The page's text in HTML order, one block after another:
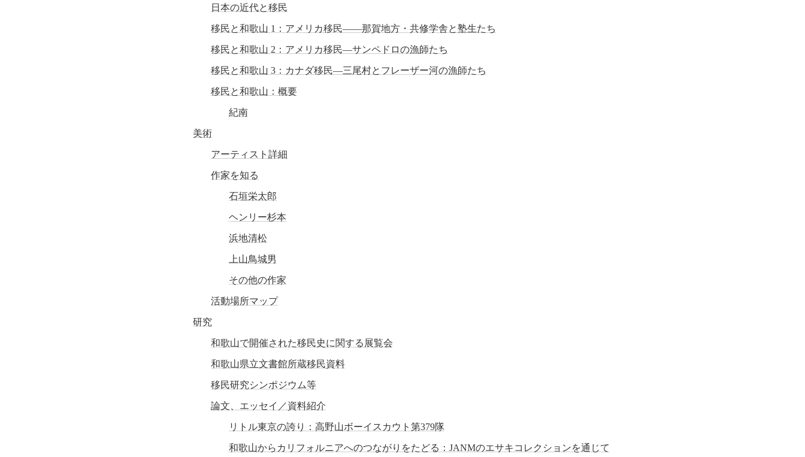
日本の近代と移民
移民と和歌山 1：アメリカ移民——那賀地方・共修学舎と塾生たち
移民と和歌山 2：アメリカ移民―サンペドロの漁師たち
移民と和歌山 3：カナダ移民—三尾村とフレーザー河の漁師たち
移民と和歌山：概要
紀南
美術
アーティスト詳細
作家を知る
石垣栄太郎
ヘンリー杉本
浜地清松
上山鳥城男
その他の作家
活動場所マップ
研究
和歌山で開催された移民史に関する展覧会
和歌山県立文書館所蔵移民資料
移民研究シンポジウム等
論文、エッセイ／資料紹介
リトル東京の誇り：高野山ボーイスカウト第379隊
和歌山からカリフォルニアへのつながりをたどる：JANMのエサキコレクションを通じて